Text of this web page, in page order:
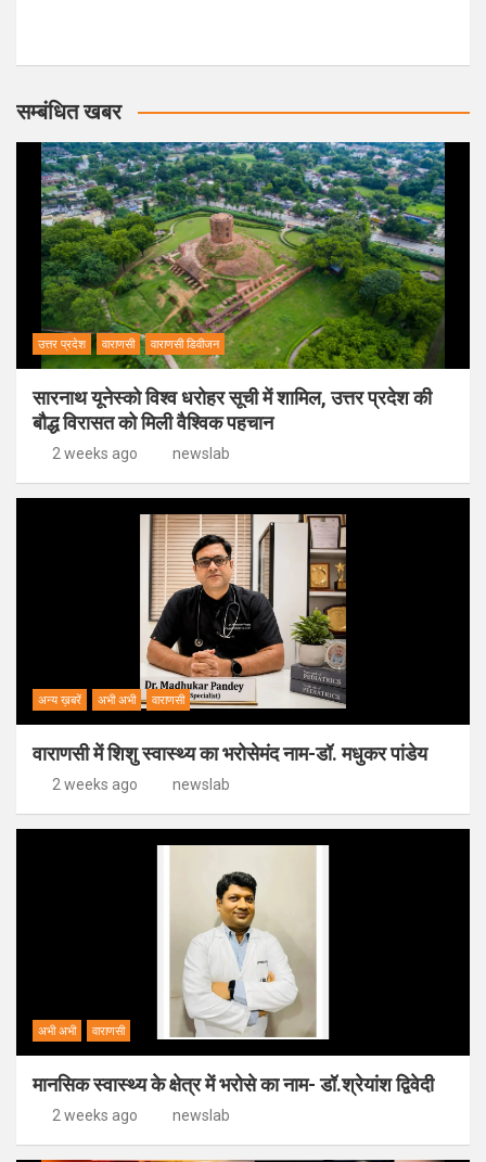
सम्बंधित खबर
उत्तर प्रदेश वाराणसी वाराणसी डिवीजन
सारनाथ यूनेस्को विश्व धरोहर सूची में शामिल, उत्तर प्रदेश की
बौद्ध विरासत को मिली वैश्विक पहचान
2 weeks ago newslab
अन्य ख़बरें अभी अभी वाराणसी
वाराणसी में शिशु स्वास्थ्य का भरोसेमंद नाम-डॉ. मधुकर पांडेय
2 weeks ago newslab
अभी अभी वाराणसी
मानसिक स्वास्थ्य के क्षेत्र में भरोसे का नाम- डॉ.श्रेयांश द्विवेदी
2 weeks ago newslab